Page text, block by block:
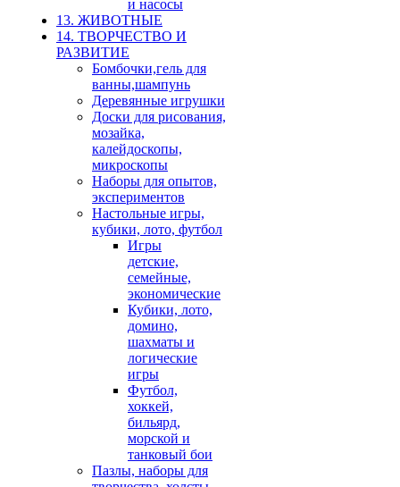
и насосы
13. ЖИВОТНЫЕ
14. ТВОРЧЕСТВО И
РАЗВИТИЕ
Бомбочки,гель для
ванны,шампунь
Деревянные игрушки
Доски для рисования,
мозайка,
калейдоскопы,
микроскопы
Наборы для опытов,
экспериментов
Настольные игры,
кубики, лото, футбол
Игры
детские,
семейные,
экономические
Кубики, лото,
домино,
шахматы и
логические
игры
Футбол,
хоккей,
бильярд,
морской и
танковый бои
Пазлы, наборы для